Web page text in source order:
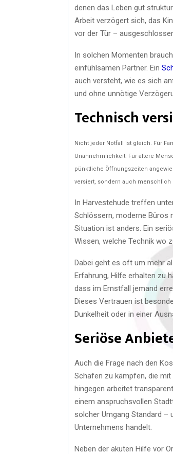
denen das Leben gut
Arbeit verzögert sich, das
vor der Tür –
In solchen Momenten
einfühlsamen Partner. Ein
auch versteht, wie es sich
und ohne unnötige
Technisch
Nicht jeder Notfall ist gleich. Für
Unannehmlichkeit. Für ältere
pünktliche Öffnungszeiten
versiert, sondern auch menschlich
In Harvestehude treffen
Schlössern, moderne Büros
Situation ist anders. Ein
Wissen, welche Technik wo
Dabei geht es oft um mehr
Erfahrung, Hilfe erhalten zu
dass im Ernstfall jemand
Dieses Vertrauen ist
Dunkelheit oder in einer
Seriöse
Auch die Frage nach den
Schafen zu kämpfen, die mit
hingegen arbeitet
einem anspruchsvollen
solcher Umgang Standard –
Unternehmens handelt.
Neben der akuten Hilfe vor